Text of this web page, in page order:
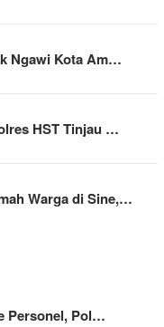
Ngawi Kota Am…
HST Tinjau …
Warga di Sine,…
Personel, Pol…